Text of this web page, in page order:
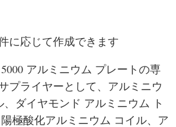
に応じて作成できます
アルミニウム プレートの専
プライヤーとして、アルミニウ
ダイヤモンド アルミニウム ト
極酸化アルミニウム コイル、ア